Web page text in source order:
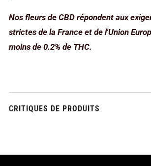
Nos fleurs de CBD répondent aux
strictes de la France et de l'Union
moins de 0.2% de THC.
CRITIQUES DE PRODUITS